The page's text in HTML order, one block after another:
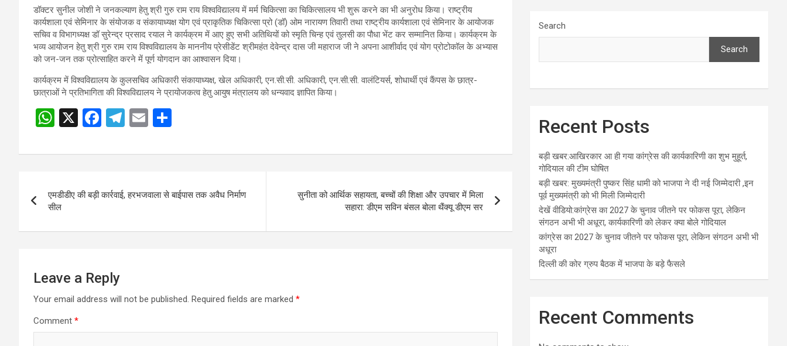
डॉक्टर सुनील जोशी ने जनकल्याण हेतु श्री गुरु राम राय विश्वविद्यालय में मर्म चिकित्सा का चिकित्सालय भी शुरू करने का भी अनुरोध किया। राष्ट्रीय
कार्यशाला एवं सेमिनार के संयोजक व संकायाध्यक्ष योग एवं प्राकृतिक चिकित्सा प्रो (डॉ) ओम नारायण तिवारी तथा राष्ट्रीय कार्यशाला एवं सेमिनार के आयोजक
सचिव व विभागध्यक्ष डॉ सुरेन्द्र प्रसाद रयाल ने कार्यक्रम में आए हुए सभी अतिथियों को स्मृति चिन्ह एवं तुलसी का पौधा भेंट कर सम्मानित किया। कार्यक्रम के
भव्य आयोजन हेतु श्री गुरु राम राय विश्वविद्यालय के माननीय प्रेसीडेंट श्रीमहंत देवेन्द्र दास जी महाराज जी ने अपना आशीर्वाद एवं योग प्रोटोकॉल के अभ्यास
को जन-जन तक प्रोत्साहित करने में पूर्ण योगदान का आश्वासन दिया।
कार्यक्रम में विश्वविद्यालय के कुलसचिव अधिकारी संकायाध्यक्ष, खेल अधिकारी, एन.सी.सी. अधिकारी, एन.सी.सी. वालंटियर्स, शोधार्थी एवं कैंपस के छात्र-
छात्राओं ने प्रतिभागिता की विश्वविद्यालय ने प्रायोजकत्व हेतु आयुष मंत्रालय को धन्यवाद ज्ञापित किया।
Post
W
at
A
p
p
X
F
ce
o
k
T
e
a
E
ail ar
navigation
एमडीडीए की बड़ी कार्रवाई, हरभजवाला से बाईपास तक अवैध निर्माण
सील
सुनीता को आर्थिक सहायता, बच्चों की शिक्षा और उपचार में मिला
सहारा: डीएम सविन बंसल बोला थैंक्यू डीएम सर
Leave a Reply
Your email address will not be published. Required fields are marked *
Comment *
Search
Search
Recent Posts
बड़ी खबर:आखिरकार आ ही गया कांग्रेस की कार्यकारिणी का शुभ मुहूर्त,
गोदियाल की टीम घोषित
बड़ी खबर: मुख्यमंत्री पुष्कर सिंह धामी को भाजपा ने दी नई जिम्मेदारी ,इन
पूर्व मुख्यमंत्री को भी मिली जिम्मेदारी
देखें वीडियो:कांग्रेस का 2027 के चुनाव जीतने पर फोकस पूरा, लेकिन
संगठन अभी भी अधूरा, कार्यकारिणी को लेकर क्या बोले गोदियाल
कांग्रेस का 2027 के चुनाव जीतने पर फोकस पूरा, लेकिन संगठन अभी भी
अधूरा
दिल्ली की कोर ग्रुप बैठक में भाजपा के बड़े फैसले
Recent Comments